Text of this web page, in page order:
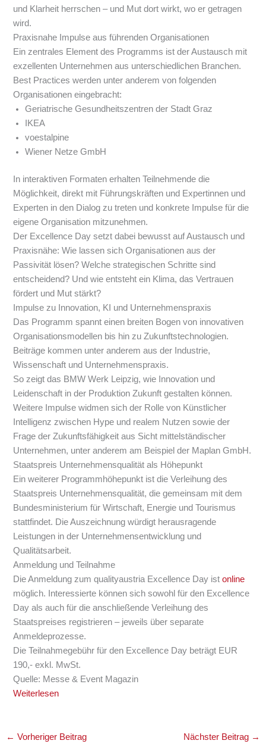
und Klarheit herrschen – und Mut dort wirkt, wo er getragen
wird.
Praxisnahe Impulse aus führenden Organisationen
Ein zentrales Element des Programms ist der Austausch mit
exzellenten Unternehmen aus unterschiedlichen Branchen.
Best Practices werden unter anderem von folgenden
Organisationen eingebracht:
Geriatrische Gesundheitszentren der Stadt Graz
IKEA
voestalpine
Wiener Netze GmbH
In interaktiven Formaten erhalten Teilnehmende die
Möglichkeit, direkt mit Führungskräften und Expertinnen und
Experten in den Dialog zu treten und konkrete Impulse für die
eigene Organisation mitzunehmen.
Der Excellence Day setzt dabei bewusst auf Austausch und
Praxisnähe: Wie lassen sich Organisationen aus der
Passivität lösen? Welche strategischen Schritte sind
entscheidend? Und wie entsteht ein Klima, das Vertrauen
fördert und Mut stärkt?
Impulse zu Innovation, KI und Unternehmenspraxis
Das Programm spannt einen breiten Bogen von innovativen
Organisationsmodellen bis hin zu Zukunftstechnologien.
Beiträge kommen unter anderem aus der Industrie,
Wissenschaft und Unternehmenspraxis.
So zeigt das BMW Werk Leipzig, wie Innovation und
Leidenschaft in der Produktion Zukunft gestalten können.
Weitere Impulse widmen sich der Rolle von Künstlicher
Intelligenz zwischen Hype und realem Nutzen sowie der
Frage der Zukunftsfähigkeit aus Sicht mittelständischer
Unternehmen, unter anderem am Beispiel der Maplan GmbH.
Staatspreis Unternehmensqualität als Höhepunkt
Ein weiterer Programmhöhepunkt ist die Verleihung des
Staatspreis Unternehmensqualität, die gemeinsam mit dem
Bundesministerium für Wirtschaft, Energie und Tourismus
stattfindet. Die Auszeichnung würdigt herausragende
Leistungen in der Unternehmensentwicklung und
Qualitätsarbeit.
Anmeldung und Teilnahme
Die Anmeldung zumqualityaustria Excellence Day istonline
möglich. Interessierte können sich sowohl für den Excellence
Day als auch für die anschließende Verleihung des
Staatspreises registrieren – jeweils über separate
Anmeldeprozesse.
Die Teilnahmegebühr für den Excellence Day beträgt EUR
190,- exkl. MwSt.
Quelle: Messe & Event Magazin
Weiterlesen
← Vorheriger Beitrag Nächster Beitrag →